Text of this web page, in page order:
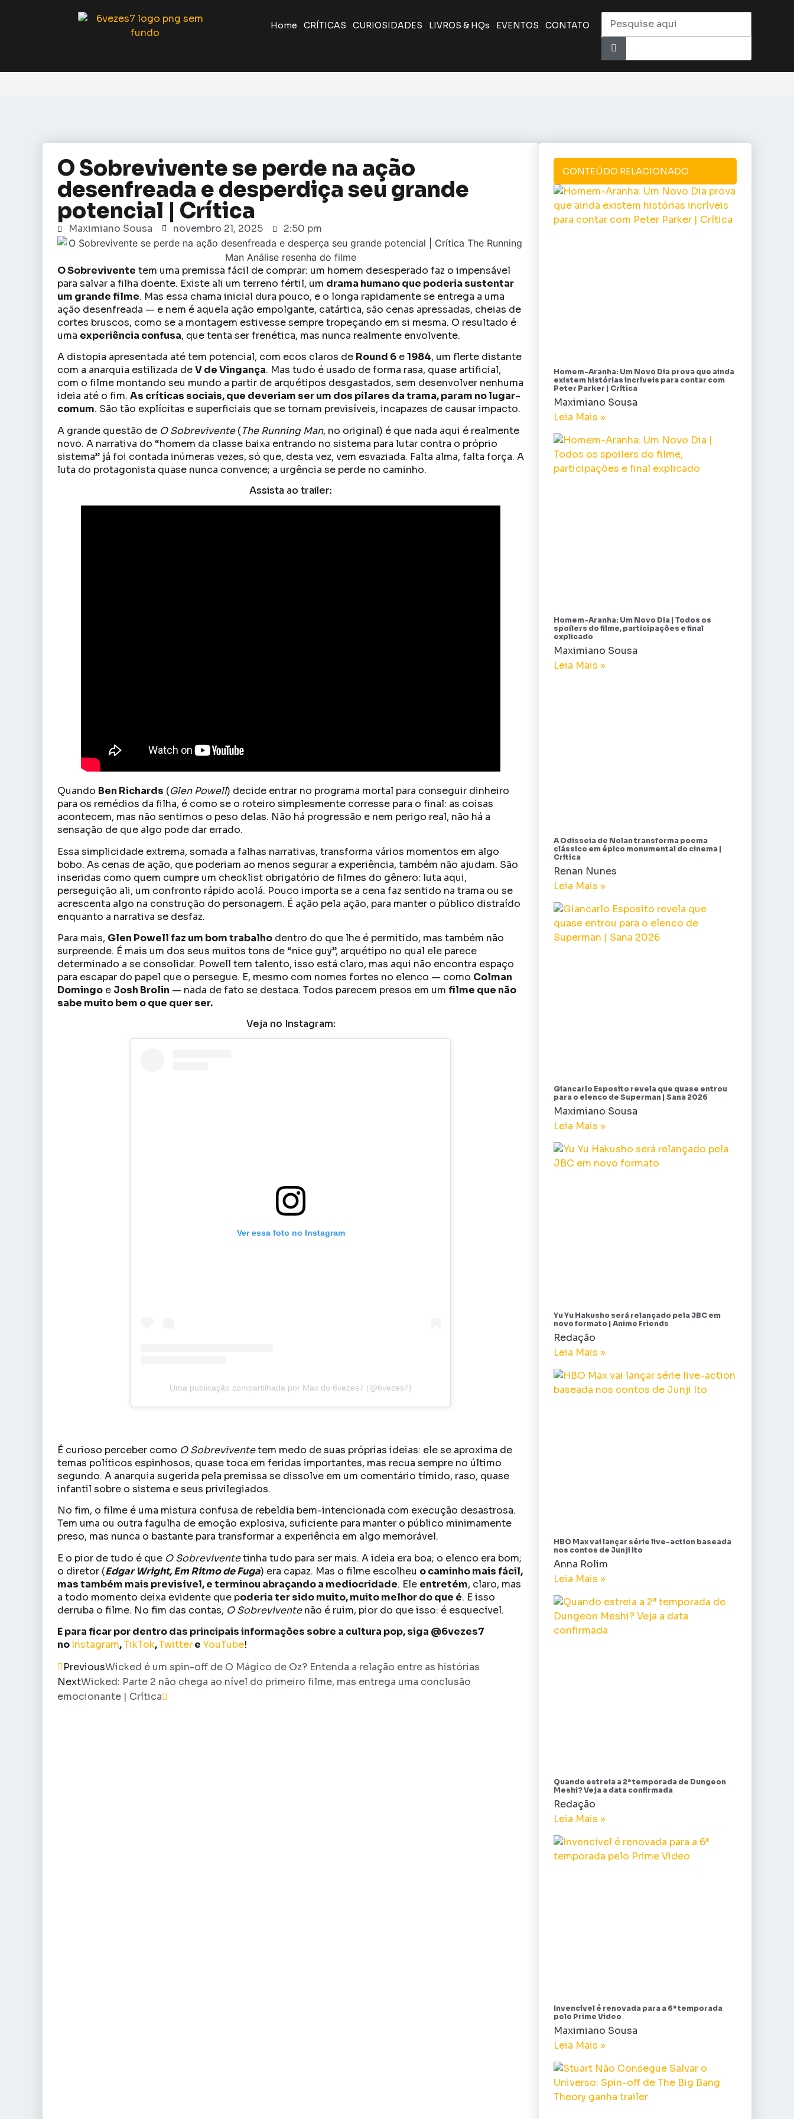
Home CRÍTICAS CURIOSIDADES LIVROS & HQs EVENTOS CONTATO
O Sobrevivente se perde na ação
desenfreada e desperdiça seu grande
potencial | Crítica
Maximiano Sousa novembro 21, 2025 2:50 pm
O Sobrevivente tem uma premissa fácil de comprar: um homem desesperado faz o impensável
para salvar a filha doente. Existe ali um terreno fértil, um drama humano que poderia sustentar
um grande filme. Mas essa chama inicial dura pouco, e o longa rapidamente se entrega a uma
ação desenfreada — e nem é aquela ação empolgante, catártica, são cenas apressadas, cheias de
cortes bruscos, como se a montagem estivesse sempre tropeçando em si mesma. O resultado é
uma experiência confusa, que tenta ser frenética, mas nunca realmente envolvente.
A distopia apresentada até tem potencial, com ecos claros de Round 6 e1984, um flerte distante
com a anarquia estilizada deV de Vingança. Mas tudo é usado de forma rasa, quase artificial,
com o filme montando seu mundo a partir de arquétipos desgastados, sem desenvolver nenhuma
ideia até o fim. As críticas sociais, que deveriam ser um dos pilares da trama, param no lugar-
comum. São tão explícitas e superficiais que se tornam previsíveis, incapazes de causar impacto.
A grande questão de O Sobrevivente(The Running Man, no original) é que nada aqui é realmente
novo. A narrativa do “homem da classe baixa entrando no sistema para lutar contra o próprio
sistema” já foi contada inúmeras vezes, só que, desta vez, vem esvaziada. Falta alma, falta força. A
luta do protagonista quase nunca convence; a urgência se perde no caminho.
Assista ao trailer:
Quando Ben Richards (Glen Powell) decide entrar no programa mortal para conseguir dinheiro
para os remédios da filha, é como se o roteiro simplesmente corresse para o final: as coisas
acontecem, mas não sentimos o peso delas. Não há progressão e nem perigo real, não há a
sensação de que algo pode dar errado.
Essa simplicidade extrema, somada a falhas narrativas, transforma vários momentos em algo
bobo. As cenas de ação, que poderiam ao menos segurar a experiência, também não ajudam. São
inseridas como quem cumpre um checklist obrigatório de filmes do gênero: luta aqui,
perseguição ali, um confronto rápido acolá. Pouco importa se a cena faz sentido na trama ou se
acrescenta algo na construção do personagem. É ação pela ação, para manter o público distraído
enquanto a narrativa se desfaz.
Para mais, Glen Powell faz um bom trabalho dentro do que lhe é permitido, mas também não
surpreende. É mais um dos seus muitos tons de “nice guy”, arquétipo no qual ele parece
determinado a se consolidar. Powell tem talento, isso está claro, mas aqui não encontra espaço
para escapar do papel que o persegue. E, mesmo com nomes fortes no elenco — como Colman
Domingo e Josh Brolin — nada de fato se destaca. Todos parecem presos em um filme que não
sabe muito bem o que quer ser.
Veja no Instagram:
Ver essa foto no Instagram
Uma publicação compartilhada por Max do 6vezes7 (@6vezes7)
É curioso perceber como O Sobreviventetem medo de suas próprias ideias: ele se aproxima de
temas políticos espinhosos, quase toca em feridas importantes, mas recua sempre no último
segundo. A anarquia sugerida pela premissa se dissolve em um comentário tímido, raso, quase
infantil sobre o sistema e seus privilegiados.
No fim, o filme é uma mistura confusa de rebeldia bem-intencionada com execução desastrosa.
Tem uma ou outra fagulha de emoção explosiva, suficiente para manter o público minimamente
preso, mas nunca o bastante para transformar a experiência em algo memorável.
E o pior de tudo é que O Sobreviventetinha tudo para ser mais. A ideia era boa; o elenco era bom;
o diretor (Edgar Wright, Em Ritmo de Fuga) era capaz. Mas o filme escolheu o caminho mais fácil,
mas também mais previsível, e terminou abraçando a mediocridade. Ele entretém, claro, mas
a todo momento deixa evidente que poderia ter sido muito, muito melhor do que é. E isso
derruba o filme. No fim das contas, O Sobreviventenão é ruim, pior do que isso: é esquecível.
E para ficar por dentro das principais informações sobre a cultura pop, siga @6vezes7
no Instagram,TikTok,Twittere YouTube!
PreviousWicked é um spin-off de O Mágico de Oz? Entenda a relação entre as histórias
NextWicked: Parte 2 não chega ao nível do primeiro filme, mas entrega uma conclusão
emocionante | Crítica
CONTEÚDO RELACIONADO
Homem-Aranha: Um Novo Dia prova que ainda
existem histórias incríveis para contar com
Peter Parker | Crítica
Maximiano Sousa
Leia Mais »
Homem-Aranha: Um Novo Dia | Todos os
spoilers do filme, participações e final
explicado
Maximiano Sousa
Leia Mais »
A Odisseia de Nolan transforma poema
clássico em épico monumental do cinema |
Crítica
Renan Nunes
Leia Mais »
Giancarlo Esposito revela que quase entrou
para o elenco de Superman | Sana 2026
Maximiano Sousa
Leia Mais »
Yu Yu Hakusho será relançado pela JBC em
novo formato | Anime Friends
Redação
Leia Mais »
HBO Max vai lançar série live-action baseada
nos contos de Junji Ito
Anna Rolim
Leia Mais »
Quando estreia a 2ª temporada de Dungeon
Meshi? Veja a data confirmada
Redação
Leia Mais »
Invencível é renovada para a 6ª temporada
pelo Prime Video
Maximiano Sousa
Leia Mais »